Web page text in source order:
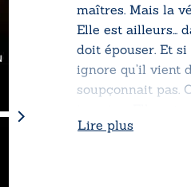
maîtres. Mais la
Elle est ailleurs…
doit épouser. Et
ignore qu’il vient
soupçonnait pas.
renverser. Leurs
Lire plus